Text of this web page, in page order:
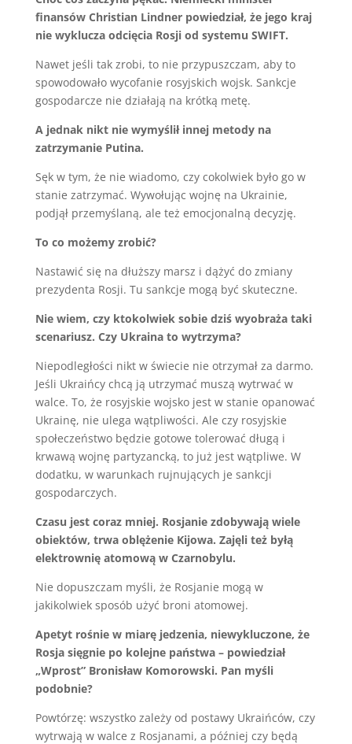
finansów Christian Lindner powiedział, że jego kraj
nie wyklucza odcięcia Rosji od systemu SWIFT.
Nawet jeśli tak zrobi, to nie przypuszczam, aby to
spowodowało wycofanie rosyjskich wojsk. Sankcje
gospodarcze nie działają na krótką metę.
A jednak nikt nie wymyślił innej metody na
zatrzymanie Putina.
Sęk w tym, że nie wiadomo, czy cokolwiek było go w
stanie zatrzymać. Wywołując wojnę na Ukrainie,
podjął przemyślaną, ale też emocjonalną decyzję.
To co możemy zrobić?
Nastawić się na dłuższy marsz i dążyć do zmiany
prezydenta Rosji. Tu sankcje mogą być skuteczne.
Nie wiem, czy ktokolwiek sobie dziś wyobraża taki
scenariusz. Czy Ukraina to wytrzyma?
Niepodległości nikt w świecie nie otrzymał za darmo.
Jeśli Ukraińcy chcą ją utrzymać muszą wytrwać w
walce. To, że rosyjskie wojsko jest w stanie opanować
Ukrainę, nie ulega wątpliwości. Ale czy rosyjskie
społeczeństwo będzie gotowe tolerować długą i
krwawą wojnę partyzancką, to już jest wątpliwe. W
dodatku, w warunkach rujnujących je sankcji
gospodarczych.
Czasu jest coraz mniej. Rosjanie zdobywają wiele
obiektów, trwa oblężenie Kijowa. Zajęli też byłą
elektrownię atomową w Czarnobylu.
Nie dopuszczam myśli, że Rosjanie mogą w
jakikolwiek sposób użyć broni atomowej.
Apetyt rośnie w miarę jedzenia, niewykluczone, że
Rosja sięgnie po kolejne państwa – powiedział
„Wprost” Bronisław Komorowski. Pan myśli
podobnie?
Powtórzę: wszystko zależy od postawy Ukraińców, czy
wytrwają w walce z Rosjanami, a później czy będą